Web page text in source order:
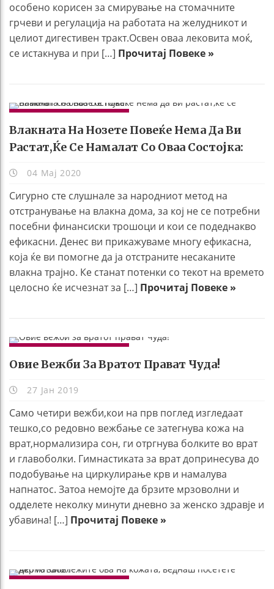
особено корисен за смирување на стомачните
грчеви и регулација на работата на желудникот и
целиот дигестивен тракт.Освен оваа лековита моќ,
се истакнува и при […] Прочитај Повеке »
Влакната На Нозете Повеќе Нема Да Ви
Растат,ќе Се Намалат Со Оваа Состојка:
04 Мај 2020
Сигурно сте слушнале за народниот метод на
отстранување на влакна дома, за кој не се потребни
посебни финансиски трошоци и кои се подеднакво
ефикасни. Денес ви прикажуваме многу ефикасна,
која ќе ви помогне да ја отстраните несаканите
влакна трајно. Ке станат потенки со текот на времето
целосно ќе исчезнат за […] Прочитај Повеке »
Овие Вежби За Вратот Прават Чуда!
27 Јан 2019
Само четири вежби,кои на прв поглед изгледаат
тешко,со редовно вежбање се затегнува кожа на
врат,нормализира сон, ги отргнува болките во врат
и главоболки. Гимнастиката за врат допринесува до
подобување на циркулирање крв и намалува
напнатос. Затоа немојте да брзите мрзоволни и
одделете неколку минути дневно за женско здравје и
убавина! […] Прочитај Повеке »